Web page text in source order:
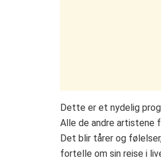
Dette er et nydelig
Alle de andre artistene
Det blir tårer og
fortelle om sin reise i